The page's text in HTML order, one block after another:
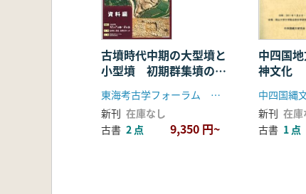
古墳時代中期の大型墳と
小型墳 初期群集墳の出
現とその背景
東海考古学フォーラム 静岡県考古学会
新刊 在庫なし
古書 2 点 9,350 円~
中四国
神文化
新刊 在庫
古書 1 点